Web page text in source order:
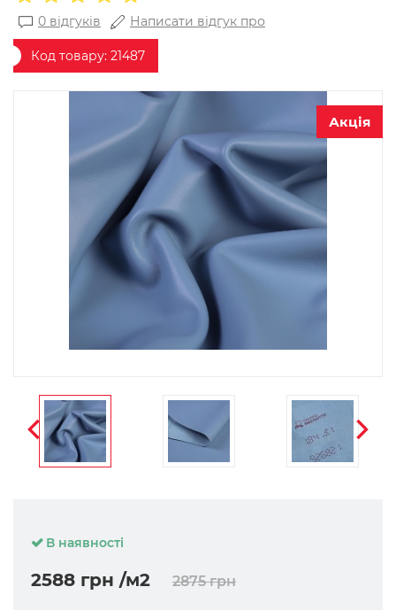
0 відгуків Написати відгук про
Код товару: 21487
Акція
В наявності
2588 грн /м2 2875 грн